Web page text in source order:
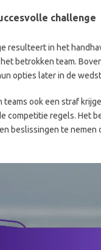
challenge
resulteert in het
betrokken team.
opties later in de
teams ook een straf
competitie regels. Het
beslissingen te